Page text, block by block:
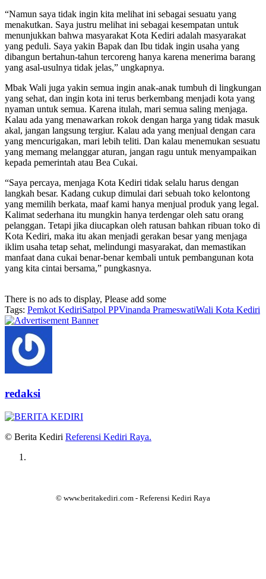
“Namun saya tidak ingin kita melihat ini sebagai sesuatu yang
menakutkan. Saya justru melihat ini sebagai kesempatan untuk
menunjukkan bahwa masyarakat Kota Kediri adalah masyarakat
yang peduli. Saya yakin Bapak dan Ibu tidak ingin usaha yang
dibangun bertahun-tahun tercoreng hanya karena menerima barang
yang asal-usulnya tidak jelas,” ungkapnya.
Mbak Wali juga yakin semua ingin anak-anak tumbuh di lingkungan
yang sehat, dan ingin kota ini terus berkembang menjadi kota yang
nyaman untuk semua. Karena itulah, mari semua saling menjaga.
Kalau ada yang menawarkan rokok dengan harga yang tidak masuk
akal, jangan langsung tergiur. Kalau ada yang menjual dengan cara
yang mencurigakan, mari lebih teliti. Dan kalau menemukan sesuatu
yang memang melanggar aturan, jangan ragu untuk menyampaikan
kepada pemerintah atau Bea Cukai.
“Saya percaya, menjaga Kota Kediri tidak selalu harus dengan
langkah besar. Kadang cukup dimulai dari sebuah toko kelontong
yang memilih berkata, maaf kami hanya menjual produk yang legal.
Kalimat sederhana itu mungkin hanya terdengar oleh satu orang
pelanggan. Tetapi jika diucapkan oleh ratusan bahkan ribuan toko di
Kota Kediri, maka itu akan menjadi gerakan besar yang menjaga
iklim usaha tetap sehat, melindungi masyarakat, dan memastikan
manfaat dana cukai benar-benar kembali untuk pembangunan kota
yang kita cintai bersama,” pungkasnya.
There is no ads to display, Please add some
Tags: Pemkot KediriSatpol PPVinanda PrameswatiWali Kota Kediri
redaksi
© Berita Kediri Referensi Kediri Raya.
© www.beritakediri.com - Referensi Kediri Raya